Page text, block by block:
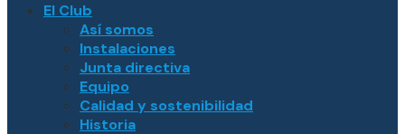
El Club
Así somos
Instalaciones
Junta directiva
Equipo
Calidad y sostenibilidad
Historia